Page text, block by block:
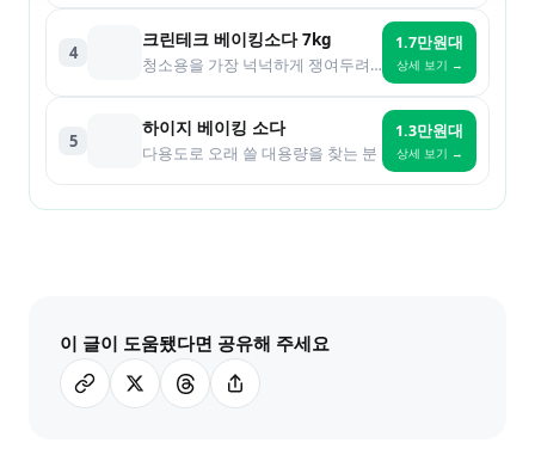
4
크린테크 베이킹소다 7kg
청소용을 가장 넉넉하게 쟁여두려는 분
1.7만원대
상세 보기 →
5
하이지 베이킹 소다
다용도로 오래 쓸 대용량을 찾는 분
1.3만원대
상세 보기 →
이 글이 도움됐다면 공유해 주세요